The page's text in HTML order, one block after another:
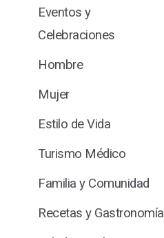
Eventos y
Celebraciones
Hombre
Mujer
Estilo de Vida
Turismo Médico
Familia y Comunidad
Recetas y Gastronomía